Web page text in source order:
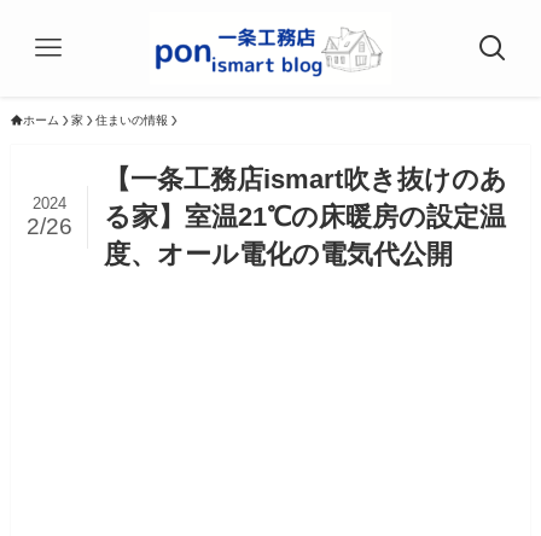
ホーム 家 住まいの情報
【一条工務店ismart吹き抜けのあ
る家】室温21℃の床暖房の設定温
度、オール電化の電気代公開
2024
2/26